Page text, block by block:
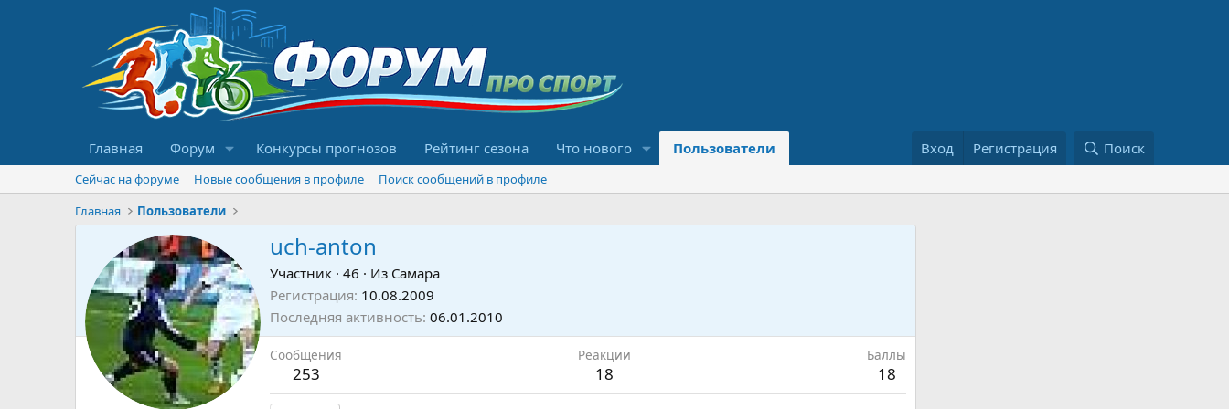
Главная Форум Конкурсы прогнозов Рейтинг сезона Что нового Пользователи Вход Регистрация Поиск
Сейчас на форуме Новые сообщения в профиле
Поиск сообщений в профиле
Главная
Пользователи
uch-anton
Участник · 46 · Из Самара
Регистрация 10.08.2009
Последняя активность 06.01.2010
Сообщения
253
Реакции
18
Баллы
18